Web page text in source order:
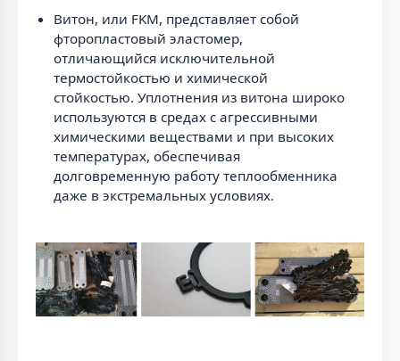
Витон, или FKM, представляет собой
фторопластовый эластомер,
отличающийся исключительной
термостойкостью и химической
стойкостью. Уплотнения из витона широко
используются в средах с агрессивными
химическими веществами и при высоких
температурах, обеспечивая
долговременную работу теплообменника
даже в экстремальных условиях.